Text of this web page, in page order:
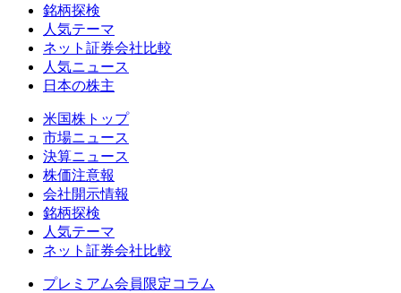
銘柄探検
人気テーマ
ネット証券会社比較
人気ニュース
日本の株主
米国株トップ
市場ニュース
決算ニュース
株価注意報
会社開示情報
銘柄探検
人気テーマ
ネット証券会社比較
プレミアム会員限定コラム